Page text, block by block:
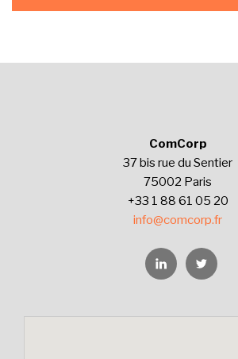
ComCorp
37 bis rue du Sentier
75002 Paris
+33 1 88 61 05 20
info@comcorp.fr
LinkedinTwitter